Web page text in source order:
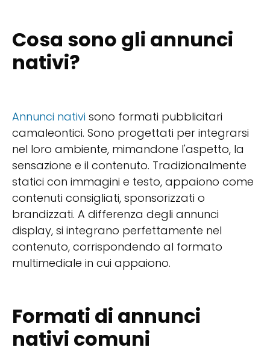
Cosa sono gli annunci
nativi?
Annunci nativi sono formati pubblicitari
camaleontici. Sono progettati per integrarsi
nel loro ambiente, mimandone l'aspetto, la
sensazione e il contenuto. Tradizionalmente
statici con immagini e testo, appaiono come
contenuti consigliati, sponsorizzati o
brandizzati. A differenza degli annunci
display, si integrano perfettamente nel
contenuto, corrispondendo al formato
multimediale in cui appaiono.
Formati di annunci
nativi comuni